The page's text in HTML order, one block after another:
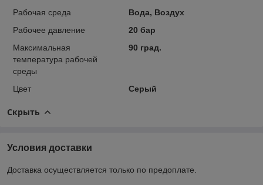
Рабочая среда
Вода, Воздух
Рабочее давление
20 бар
Максимальная
температура рабочей
среды
90 град.
Цвет Серый
Скрыть
Условия доставки
Доставка осуществляется только по предоплате.